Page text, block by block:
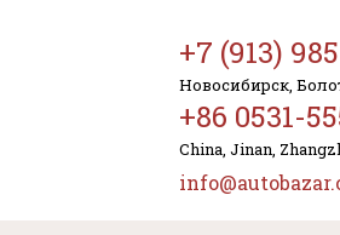
+7 (913)
Новосибирск,
+86 0531-
China, Jinan,